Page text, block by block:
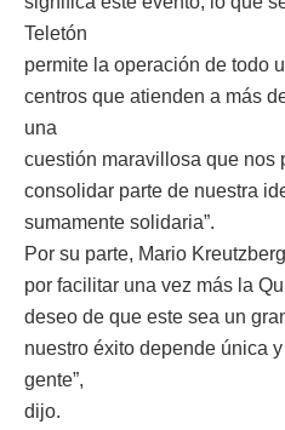
Teletón
permite la operación de todo
centros que atienden a más
una
cuestión maravillosa que nos
consolidar parte de nuestra
sumamente solidaria”.
Por su parte, Mario
por facilitar una vez más la
deseo de que este sea un
nuestro éxito depende única
gente”,
dijo.